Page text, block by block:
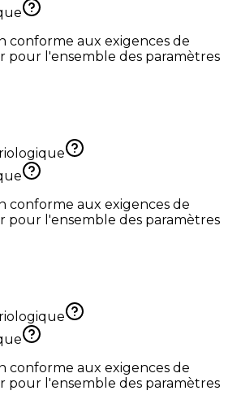
conforme aux exigences de
pour l'ensemble des paramètres
conforme aux exigences de
pour l'ensemble des paramètres
conforme aux exigences de
pour l'ensemble des paramètres